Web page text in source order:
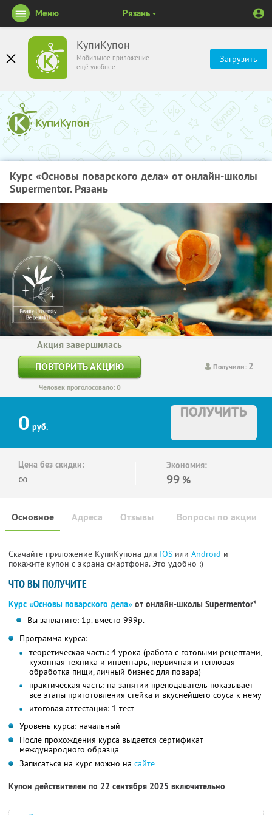
КупиКупон
Мобильное приложение
ещё удобнее
Загрузить
Меню Рязань
Курс «Основы поварского дела» от онлайн-школы
Supermentor. Рязань
Получили: 2
Акция завершилась
ПОВТОРИТЬ АКЦИЮ
Человек проголосовало: 0
0 руб.
ПОЛУЧИТЬ
Цена без скидки:
∞
Экономия:
99 %
Основное Отзывы Вопросы по акции
Адреса
Скачайте приложение КупиКупона для IOS или Android и
покажите купон с экрана смартфона. Это удобно :)
ЧТО ВЫ ПОЛУЧИТЕ
Курс «Основы поварского дела» от онлайн-школы Supermentor*
Вы заплатите: 1р. вместо 999р.
Программа курса:
теоретическая часть: 4 урока (работа с готовыми рецептами,
кухонная техника и инвентарь, первичная и тепловая
обработка пищи, личный бизнес для повара)
практическая часть: на занятии преподаватель показывает
все этапы приготовления стейка и вкуснейшего соуса к нему
итоговая аттестация: 1 тест
Уровень курса: начальный
После прохождения курса выдается сертификат
международного образца
Записаться на курс можно на сайте
Купон действителен по 22 сентября 2025 включительно